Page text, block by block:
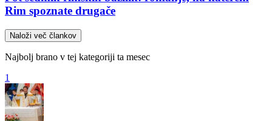
Rim spoznate drugače
Naloži več člankov
Najbolj brano v tej kategoriji ta mesec
1